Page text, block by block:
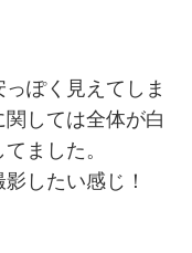
ぽく見えてしま
しては全体が白
ました。
したい感じ！